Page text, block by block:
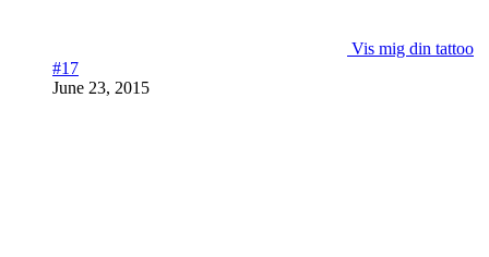
Vis mig din tattoo
#17
June 23, 2015